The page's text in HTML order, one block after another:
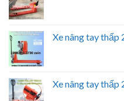
Xe nâng tay thấp
Xe nâng tay